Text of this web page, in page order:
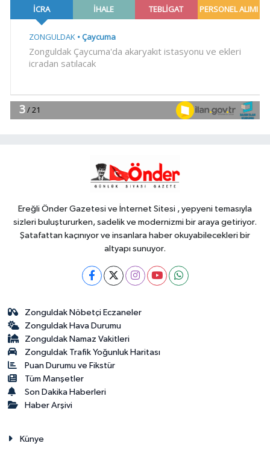
KURULU GERÇEKLEŞTİRİLDİ
22:35DENİZE GİREN 2 KİŞİDEN BİRİ
19:09
soruşturma sürüyor.. 34 şüpheliden
Ereğli Önder Gazetesi ve İnternet Sitesi , yepyeni temasıyla
sizleri buluştururken, sadelik ve modernizmi bir araya getiriyor.
Şatafattan kaçınıyor ve insanlara haber okuyabilecekleri bir
altyapı sunuyor.
Zonguldak Nöbetçi Eczaneler
Zonguldak Hava Durumu
Zonguldak Namaz Vakitleri
Zonguldak Trafik Yoğunluk Haritası
Puan Durumu ve Fikstür
Tüm Manşetler
Son Dakika Haberleri
Haber Arşivi
Künye